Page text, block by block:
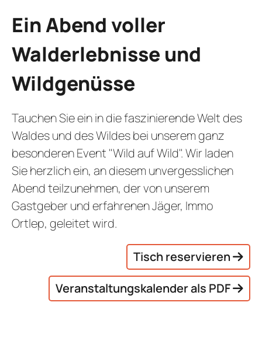
Ein Abend voller
Walderlebnisse und
Wildgenüsse
Tauchen Sie ein in die faszinierende Welt des
Waldes und des Wildes bei unserem ganz
besonderen Event "Wild auf Wild". Wir laden
Sie herzlich ein, an diesem unvergesslichen
Abend teilzunehmen, der von unserem
Gastgeber und erfahrenen Jäger, Immo
Ortlep, geleitet wird.
Tisch reservieren
Veranstaltungskalender als PDF